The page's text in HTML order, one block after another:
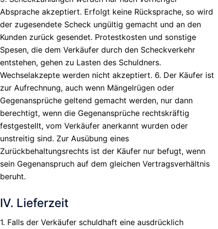
Absprache akzeptiert. Erfolgt keine Rücksprache, so wird
der zugesendete Scheck ungültig gemacht und an den
Kunden zurück gesendet. Protestkosten und sonstige
Spesen, die dem Verkäufer durch den Scheckverkehr
entstehen, gehen zu Lasten des Schuldners.
Wechselakzepte werden nicht akzeptiert. 6. Der Käufer ist
zur Aufrechnung, auch wenn Mängelrügen oder
Gegenansprüche geltend gemacht werden, nur dann
berechtigt, wenn die Gegenansprüche rechtskräftig
festgestellt, vom Verkäufer anerkannt wurden oder
unstreitig sind. Zur Ausübung eines
Zurückbehaltungsrechts ist der Käufer nur befugt, wenn
sein Gegenanspruch auf dem gleichen Vertragsverhältnis
beruht.
IV. Lieferzeit
1. Falls der Verkäufer schuldhaft eine ausdrücklich